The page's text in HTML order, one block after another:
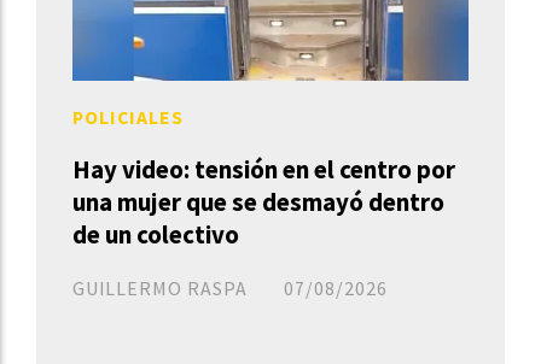
Hay video: tensión en el centro por
una mujer que se desmayó dentro
de un colectivo
GUILLERMO RASPA
POLICIALES
07/08/2026